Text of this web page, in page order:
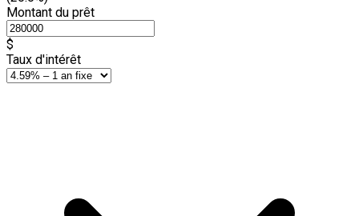
Montant du prêt
$
Taux d'intérêt